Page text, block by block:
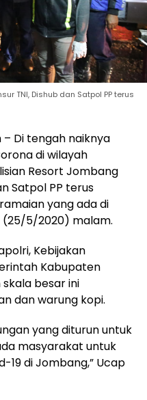
TNI, Dishub dan Satpol PP terus
Di tengah naiknya
di wilayah
Resort Jombang
Satpol PP terus
yang ada di
(25/5/2020) malam.
Kebijakan
Kabupaten
besar ini
dan warung kopi.
yang diturun untuk
masyarakat untuk
19 di Jombang,” Ucap